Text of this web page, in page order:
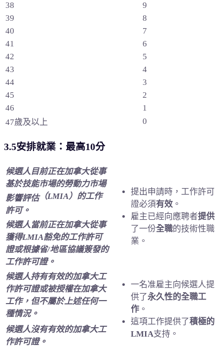
38
9
39
8
40
7
41
6
42
5
43
4
44
3
45
2
46
1
47歲及以上
0
3.5安排就業：最高10分
候選人目前正在加拿大從事
基於技能市場的勞動力市場
影響評估（LMIA）的工作
許可。
提出申請時， 工作許可
證必須有效 。
雇主已經向應聘者提供
了一份全職的技術性職
業。
候選人當前正在加拿大從事
獲得LMIA豁免的工作許可
證或根據省/地區協議簽發的
工作許可證。
候選人持有有效的加拿大工
作許可證或被授權在加拿大
工作，但不屬於上述任何一
種情況。
一名准雇主向候選人提
供了永久性的全職工
作 。
這項工作提供了積極的
LMIA支持 。
候選人沒有有效的加拿大工
作許可證。